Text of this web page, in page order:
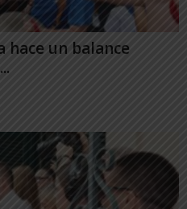
hace un balance